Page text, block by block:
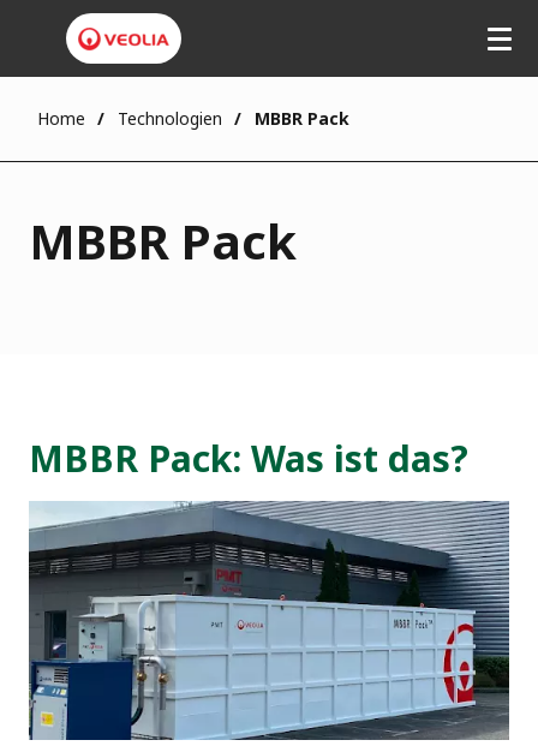
Home Technologien MBBR Pack
MBBR Pack
MBBR Pack: Was ist das?